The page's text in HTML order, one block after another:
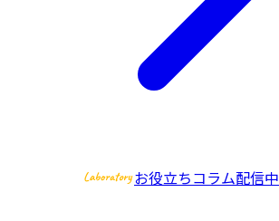
お役立ちコラム配信中